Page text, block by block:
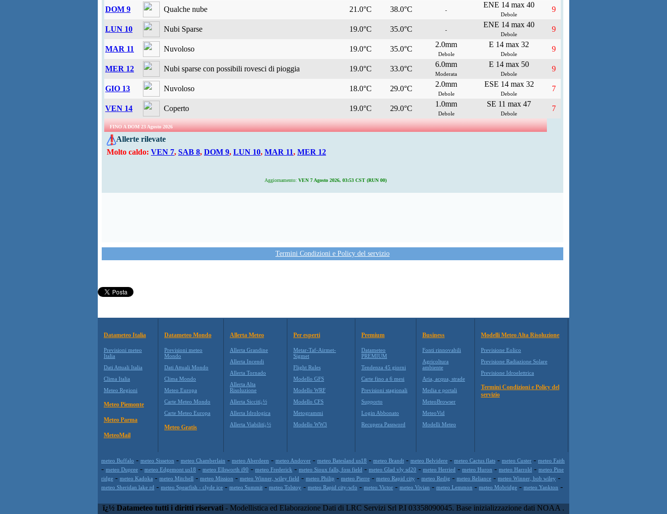
DOM 9 Qualche nube 21.0°C 38.0°C -
ENE 14 max 40
Debole
9
LUN 10 Nubi Sparse 19.0°C 35.0°C -
ENE 14 max 40
Debole
9
MAR 11 Nuvoloso 19.0°C 35.0°C
2.0mm
Debole
E 14 max 32
Debole
9
MER 12 Nubi sparse con possibili rovesci di pioggia 19.0°C 33.0°C
6.0mm
Moderata
E 14 max 50
Debole
9
GIO 13 Nuvoloso 18.0°C 29.0°C
2.0mm
Debole
ESE 14 max 32
Debole
7
VEN 14 Coperto 19.0°C 29.0°C
1.0mm
Debole
SE 11 max 47
Debole
7
FINO A DOM 23 Agosto 2026
Allerte rilevate
Molto caldo: VEN 7, SAB 8, DOM 9, LUN 10, MAR 11, MER 12
Aggiornamento: VEN 7 Agosto 2026, 03:53 CST (RUN 00)
Termini Condizioni e Policy del servizio
Datameteo Italia
Previsioni meteo
Italia
Dati Attuali Italia
Clima Italia
Meteo Regioni
Meteo Piemonte
Meteo Parma
MeteoMail
Datameteo Mondo
Previsioni meteo
Mondo
Dati Attuali Mondo
Clima Mondo
Meteo Europa
Carte Meteo Mondo
Carte Meteo Europa
Meteo Gratis
Allerta Meteo
Allerta Grandine
Allerta Incendi
Allerta Tornado
Allerta Alta
Risoluzione
Allerta Siccitï¿½
Allerta Idrologica
Allerta Viabilitï¿½
Per esperti
Metar-Taf-Airmet-
Sigmet
Flight Rules
Modello GFS
Modello WRF
Modello CFS
Metogrammi
Modello WW3
Premium
Datameteo
PREMIUM
Tendenza 45 giorni
Carte fino a 6 mesi
Previsioni stagionali
Supporto
Login Abbonato
Recupera Password
Business
Fonti rinnovabili
Agricoltura
ambiente
Aria, acqua, strade
Media e portali
MeteoBrowser
MeteoVid
Modelli Meteo
Modelli Meteo Alta Risoluzione
Previsione Eolico
Previsione Radiazione Solare
Previsione Idroelettrica
Termini Condizioni e Policy del
servizio
meteo Buffalo - meteo Sisseton - meteo Chamberlain - meteo Aberdeen - meteo Andover - meteo Batesland us18 - meteo Brandt - meteo Belvidere - meteo Cactus flats - meteo Custer - meteo Faith
- meteo Dupree - meteo Edgemont us18 - meteo Ellsworth i90 - meteo Frederick - meteo Sioux falls, foss field - meteo Glad vly sd20 - meteo Herried - meteo Huron - meteo Harrold - meteo Pine
ridge - meteo Kadoka - meteo Mitchell - meteo Mission - meteo Winner, wiley field - meteo Philip - meteo Pierre - meteo Rapid city - meteo Redig - meteo Reliance - meteo Winner, bob wiley -
meteo Sheridan lake rd - meteo Spearfish - clyde ice - meteo Summit - meteo Tolstoy - meteo Rapid city-wfo - meteo Victor - meteo Vivian - meteo Lemmon - meteo Mobridge - meteo Yankton -
ï¿½ Datameteo tutti i diritti riservati - Modellistica ed Elaborazione Dati di LRC Servizi Srl P.I 03358090045. Base inizializzazione dati NOAA .